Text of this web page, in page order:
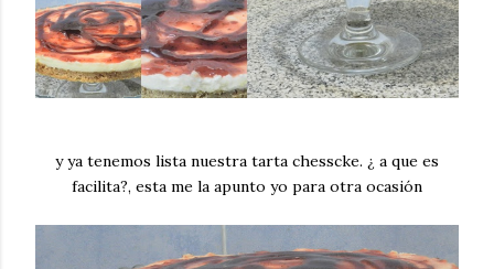
y ya tenemos lista nuestra tarta chesscke. ¿ a que es
facilita?, esta me la apunto yo para otra ocasión